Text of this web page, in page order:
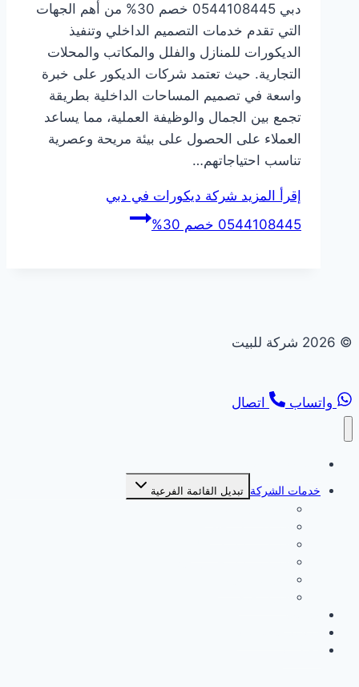
دبي 0544108445 خصم 30% من أهم الجهات
التي تقدم خدمات التصميم الداخلي وتنفيذ
الديكورات للمنازل والفلل والمكاتب والمحلات
التجارية. حيث تعتمد شركات الديكور على خبرة
واسعة في تصميم المساحات الداخلية بطريقة
تجمع بين الجمال والوظيفة العملية، مما يساعد
العملاء على الحصول على بيئة مريحة وعصرية
تناسب احتياجاتهم…
إقرأ المزيد شركة ديكورات في دبي
0544108445 خصم 30%
© 2026 شركة للبيت
واتساب اتصال
خدمات الشركة تبديل القائمة الفرعية